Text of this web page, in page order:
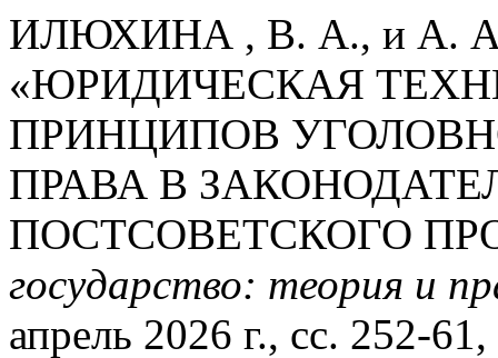
ИЛЮХИНА , В. А., и А.
«ЮРИДИЧЕСКАЯ
ПРИНЦИПОВ
ПРАВА В
ПОСТСОВЕТСКОГО
государство: теория и
апрель 2026 г., сс. 252-